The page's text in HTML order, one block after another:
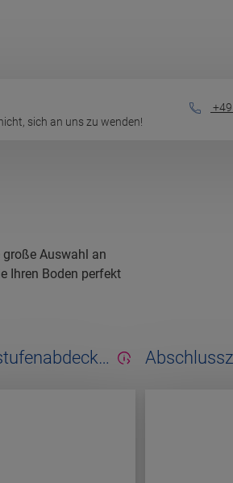
sich an uns zu wenden!
Auswahl an
Ihren Boden perfekt